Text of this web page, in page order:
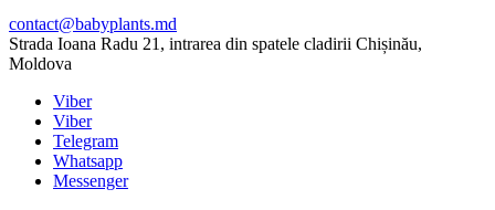
contact@babyplants.md
Strada Ioana Radu 21, intrarea din spatele cladirii Chișinău,
Moldova
Viber
Viber
Telegram
Whatsapp
Messenger